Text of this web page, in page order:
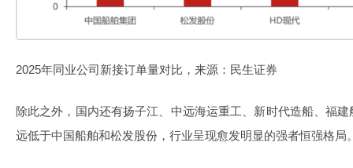
2025年同业公司新接订单量对比，来源：民生证券
除此之外，国内还有扬子江、中远海运重工、新时代造船、福
远低于中国船舶和松发股份，行业呈现愈发明显的强者恒强格局